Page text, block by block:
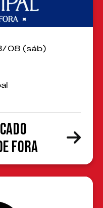
08 (sáb)
Fora